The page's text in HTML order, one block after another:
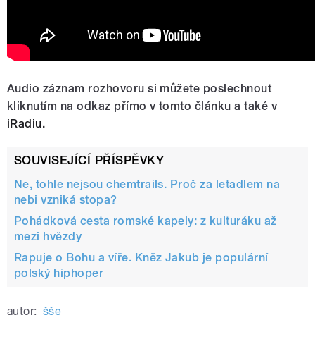
Audio záznam rozhovoru si můžete poslechnout
kliknutím na odkaz přímo v tomto článku a také v
iRadiu.
SOUVISEJÍCÍ PŘÍSPĚVKY
Ne, tohle nejsou chemtrails. Proč za letadlem na
nebi vzniká stopa?
Pohádková cesta romské kapely: z kulturáku až
mezi hvězdy
Rapuje o Bohu a víře. Kněz Jakub je populární
polský hiphoper
autor: šše